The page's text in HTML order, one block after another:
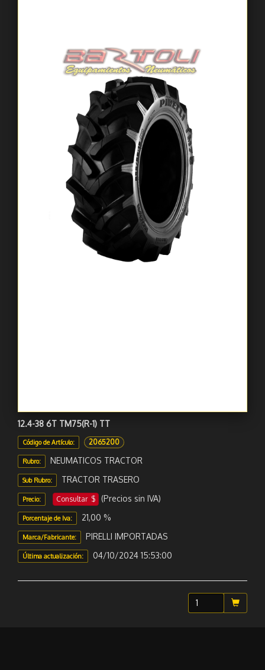
12.4-38 6T TM75(R-1) TT
Código de Artículo: 2065200
Rubro: NEUMATICOS TRACTOR
Sub Rubro: TRACTOR TRASERO
Precio: Consultar $ (Precios sin IVA)
Porcentaje de Iva: 21,00 %
Marca/Fabricante: PIRELLI IMPORTADAS
Última actualización: 04/10/2024 15:53:00